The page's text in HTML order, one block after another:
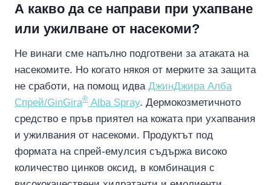
А какво да се направи при ухапване
или ужилване от насекоми?
Не винаги сме напълно подготвени за атаката на
насекомите. Но когато някоя от мерките за защита
не сработи, на помощ идва ДжинДжира Алба
Спрей/GinGira® Alba Spray. Дермокозметичното
средство е пръв приятел на кожата при ухапвания
и ужилвания от насекоми. Продуктът под
формата на спрей-емулсия съдържа високо
количество цинков оксид, в комбинация с